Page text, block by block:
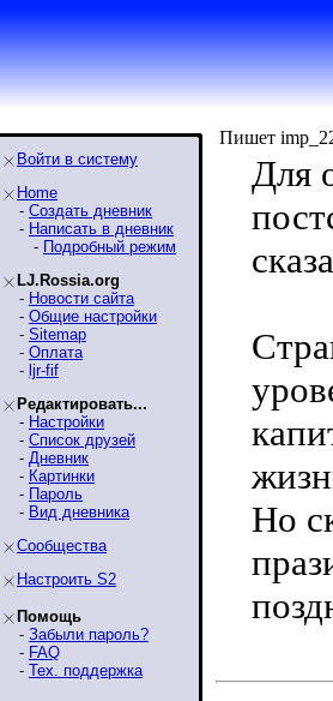
Войти в систему
Home
- Создать дневник
- Написать в дневник
- Подробный режим
LJ.Rossia.org
- Новости сайта
- Общие настройки
- Sitemap
- Оплата
- ljr-fif
Редактировать...
- Настройки
- Список друзей
- Дневник
- Картинки
- Пароль
- Вид дневника
Сообщества
Настроить S2
Помощь
- Забыли пароль?
- FAQ
- Тех. поддержка
Пишет
Для
Но